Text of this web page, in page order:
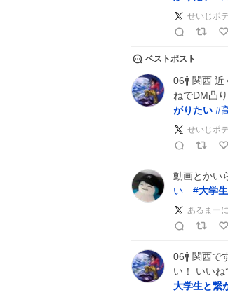
せいじポ
ベストポスト
06🚹 関西
ねでDM凸
がりたい #
せいじポ
動画とかい
い
#大学
あるまーに
06🚹 関西
い！ いい
大学生と繋